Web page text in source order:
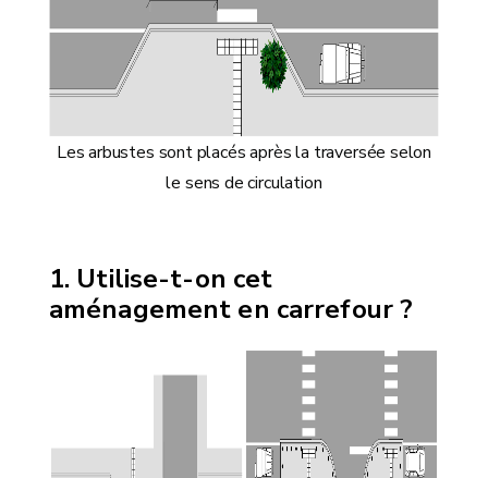
Les arbustes sont placés après la traversée selon
le sens de circulation
Utilise-t-on cet
aménagement en carrefour ?